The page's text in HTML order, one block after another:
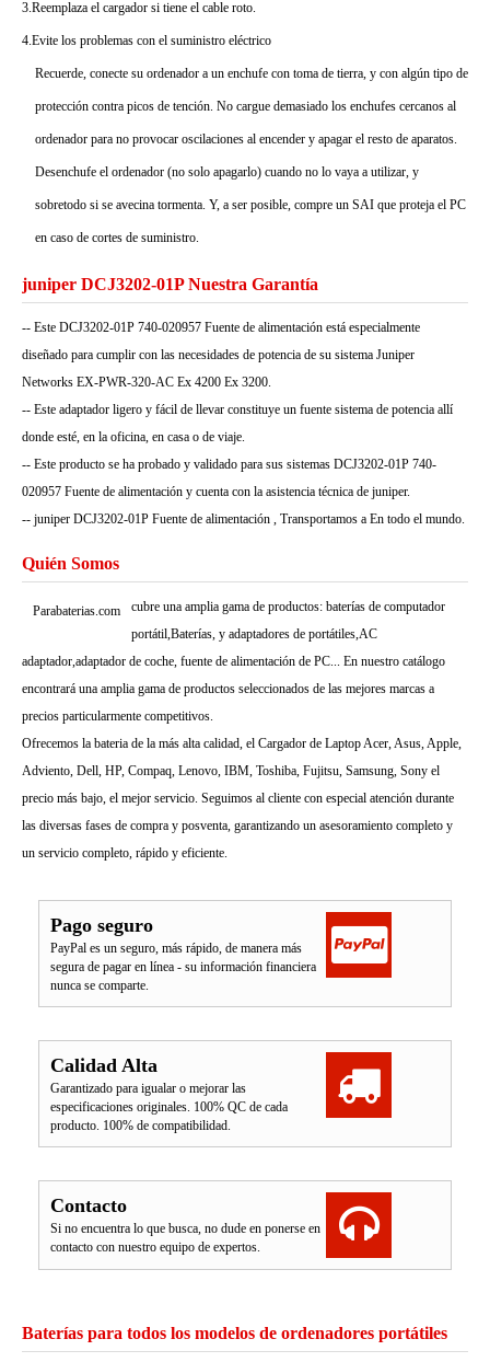
3.Reemplaza el cargador si tiene el cable roto.
4.Evite los problemas con el suministro eléctrico
Recuerde, conecte su ordenador a un enchufe con toma de tierra, y con algún tipo de
protección contra picos de tención. No cargue demasiado los enchufes cercanos al
ordenador para no provocar oscilaciones al encender y apagar el resto de aparatos.
Desenchufe el ordenador (no solo apagarlo) cuando no lo vaya a utilizar, y
sobretodo si se avecina tormenta. Y, a ser posible, compre un SAI que proteja el PC
en caso de cortes de suministro.
juniper DCJ3202-01P Nuestra Garantía
-- Este DCJ3202-01P 740-020957 Fuente de alimentación está especialmente
diseñado para cumplir con las necesidades de potencia de su sistema Juniper
Networks EX-PWR-320-AC Ex 4200 Ex 3200.
-- Este adaptador ligero y fácil de llevar constituye un fuente sistema de potencia allí
donde esté, en la oficina, en casa o de viaje.
-- Este producto se ha probado y validado para sus sistemas DCJ3202-01P 740-
020957 Fuente de alimentación y cuenta con la asistencia técnica de juniper.
-- juniper DCJ3202-01P Fuente de alimentación , Transportamos a En todo el mundo.
Quién Somos
Parabaterias.com
cubre una amplia gama de productos: baterías de computador
portátil,Baterías, y adaptadores de portátiles,AC
adaptador,adaptador de coche, fuente de alimentación de PC... En nuestro catálogo
encontrará una amplia gama de productos seleccionados de las mejores marcas a
precios particularmente competitivos.
Ofrecemos la bateria de la más alta calidad, el Cargador de Laptop Acer, Asus, Apple,
Adviento, Dell, HP, Compaq, Lenovo, IBM, Toshiba, Fujitsu, Samsung, Sony el
precio más bajo, el mejor servicio. Seguimos al cliente con especial atención durante
las diversas fases de compra y posventa, garantizando un asesoramiento completo y
un servicio completo, rápido y eficiente.
Pago seguro
PayPal es un seguro, más rápido, de manera más
segura de pagar en línea - su información financiera
nunca se comparte.
Calidad Alta
Garantizado para igualar o mejorar las
especificaciones originales. 100% QC de cada
producto. 100% de compatibilidad.
Contacto
Si no encuentra lo que busca, no dude en ponerse en
contacto con nuestro equipo de expertos.
Baterías para todos los modelos de ordenadores portátiles